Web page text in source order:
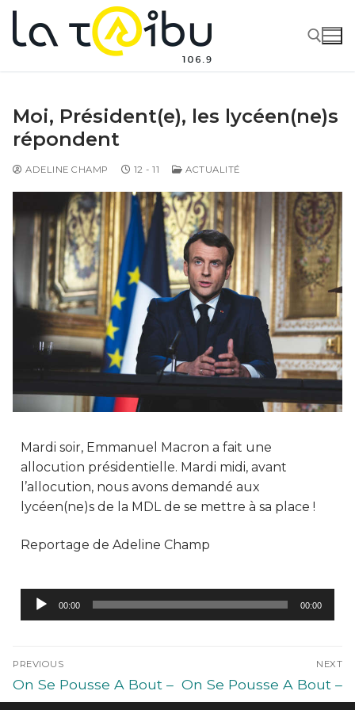
Moi, Président(e), les lycéen(ne)s
répondent
ADELINE CHAMP 12 - 11 ACTUALITÉ
Mardi soir, Emmanuel Macron a fait une
allocution présidentielle. Mardi midi, avant
l’allocution, nous avons demandé aux
lycéen(ne)s de la MDL de se mettre à sa place !
Reportage de Adeline Champ
Lecteur
audio
00:00 00:00
PREVIOUS
On Se Pousse A Bout –
Mercredi 10 novembre
NEXT
On Se Pousse A Bout –
Vendredi 12 novembre